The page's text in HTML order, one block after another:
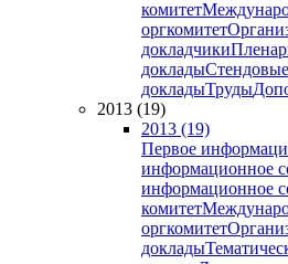
комитет
оргкомитет
докладчики
докладыСтендовые
докладыТруды
2013 (19)
2013 (19)
Первое
информационное
информационное
комитет
оргкомитет
доклады